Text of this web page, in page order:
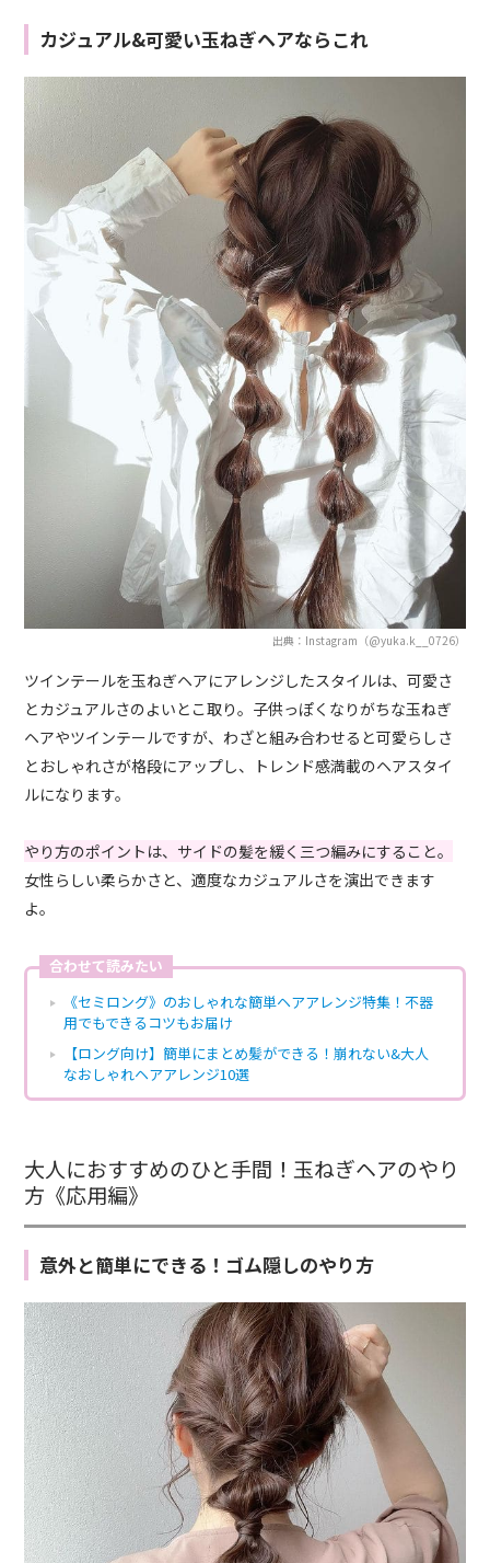
カジュアル&可愛い玉ねぎヘアならこれ
出典：Instagram（@yuka.k__0726）
ツインテールを玉ねぎヘアにアレンジしたスタイルは、可愛さ
とカジュアルさのよいとこ取り。子供っぽくなりがちな玉ねぎ
ヘアやツインテールですが、わざと組み合わせると可愛らしさ
とおしゃれさが格段にアップし、トレンド感満載のヘアスタイ
ルになります。
やり方のポイントは、サイドの髪を緩く三つ編みにすること。
女性らしい柔らかさと、適度なカジュアルさを演出できます
よ。
合わせて読みたい
《セミロング》のおしゃれな簡単ヘアアレンジ特集！不器
用でもできるコツもお届け
【ロング向け】簡単にまとめ髪ができる！崩れない&大人
なおしゃれヘアアレンジ10選
大人におすすめのひと手間！玉ねぎヘアのやり
方《応用編》
意外と簡単にできる！ゴム隠しのやり方